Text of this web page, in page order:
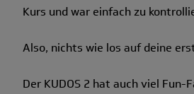
Kurs und war einfach zu
Also, nichts wie los auf deine
Der KUDOS 2 hat auch viel Fun-